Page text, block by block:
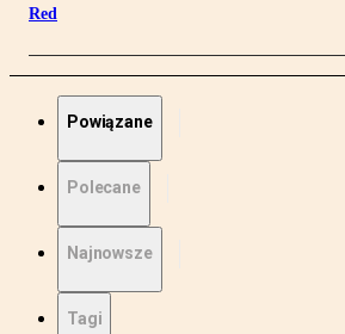
Red
Powiązane
Polecane
Najnowsze
Tagi